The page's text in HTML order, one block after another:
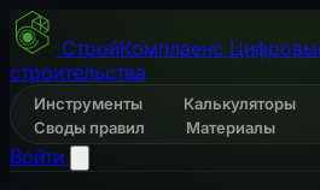
СтройКомплаенс
строительства
Инструменты Калькуляторы
Своды правил
Материалы
Войти